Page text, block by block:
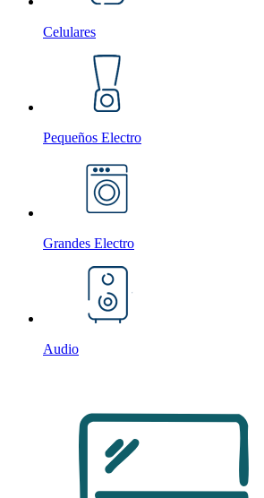
Celulares
Pequeños Electro
Grandes Electro
Audio